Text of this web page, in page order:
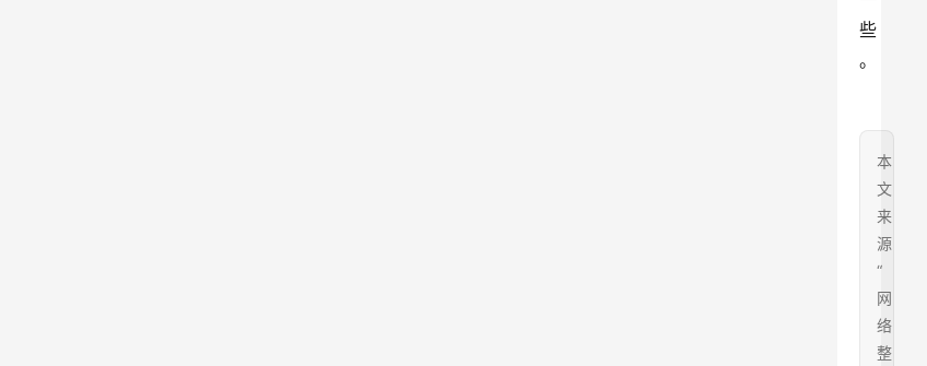
些
。
本
文
来
源
“
网
络
整